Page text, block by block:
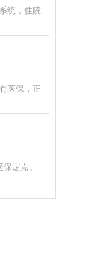
统，住院
医保，正
定点。